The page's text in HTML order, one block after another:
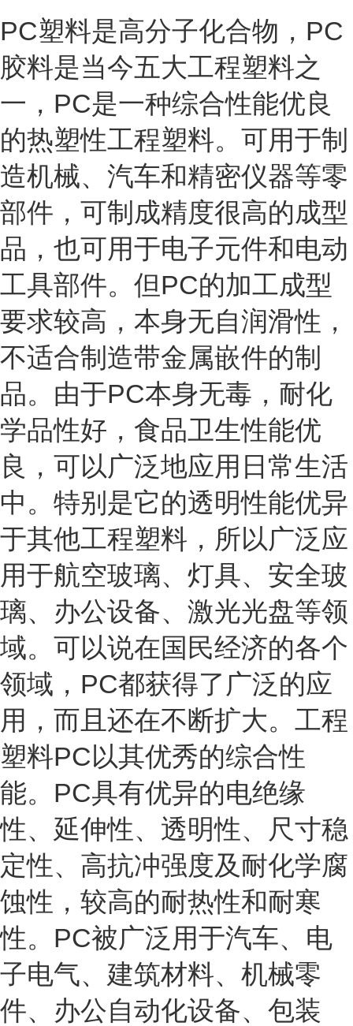
PC塑料是高分子化合物，PC
胶料是当今五大工程塑料之
一，PC是一种综合性能优良
的热塑性工程塑料。可用于制
造机械、汽车和精密仪器等零
部件，可制成精度很高的成型
品，也可用于电子元件和电动
工具部件。但PC的加工成型
要求较高，本身无自润滑性，
不适合制造带金属嵌件的制
品。由于PC本身无毒，耐化
学品性好，食品卫生性能优
良，可以广泛地应用日常生活
中。特别是它的透明性能优异
于其他工程塑料，所以广泛应
用于航空玻璃、灯具、安全玻
璃、办公设备、激光光盘等领
域。可以说在国民经济的各个
领域，PC都获得了广泛的应
用，而且还在不断扩大。工程
塑料PC以其优秀的综合性
能。PC具有优异的电绝缘
性、延伸性、透明性、尺寸稳
定性、高抗冲强度及耐化学腐
蚀性，较高的耐热性和耐寒
性。PC被广泛用于汽车、电
子电气、建筑材料、机械零
件、办公自动化设备、包装